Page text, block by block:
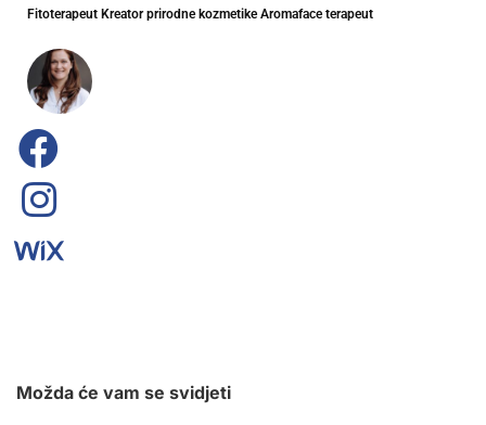
Fitoterapeut Kreator prirodne kozmetike Aromaface terapeut
Možda će vam se svidjeti